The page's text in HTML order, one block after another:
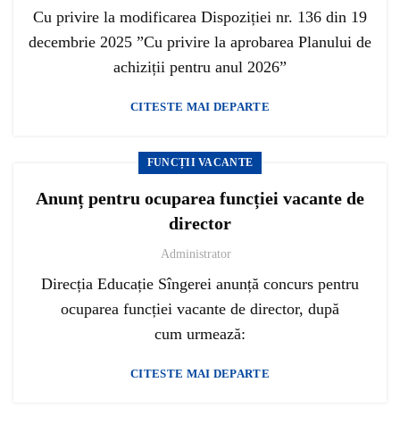
Cu privire la modificarea Dispoziției nr. 136 din 19
decembrie 2025 ”Cu privire la aprobarea Planului de
achiziții pentru anul 2026”
CITESTE MAI DEPARTE
FUNCȚII VACANTE
Anunț pentru ocuparea funcției vacante de
director
Administrator
Direcția Educație Sîngerei anunță concurs pentru
ocuparea funcției vacante de director, după
cum urmează:
CITESTE MAI DEPARTE